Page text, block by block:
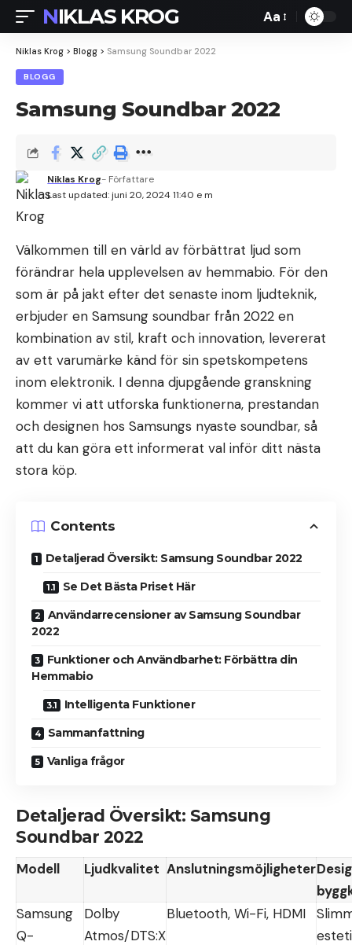
NIKLAS KROG
Font
Aa
Niklas Krog > Blogg > Samsung Soundbar 2022
BLOGG
Samsung Soundbar 2022
Last updated: juni 20, 2024 11:40 e m
Niklas Krog- Författare
Välkommen till en värld av förbättrat ljud som
förändrar hela upplevelsen av hemmabio. För den
som är på jakt efter det senaste inom ljudteknik,
erbjuder en Samsung soundbar från 2022 en
kombination av stil, kraft och innovation, levererat
av ett varumärke känd för sin spetskompetens
inom elektronik. I denna djupgående granskning
kommer vi att utforska funktionerna, prestandan
och designen hos Samsungs nyaste soundbar, så
att du kan göra ett informerat val inför ditt nästa
stora köp.
Contents
Detaljerad Översikt: Samsung Soundbar 2022
Se Det Bästa Priset Här
Användarrecensioner av Samsung Soundbar
2022
Funktioner och Användbarhet: Förbättra din
Hemmabio
Intelligenta Funktioner
Sammanfattning
Vanliga frågor
Detaljerad Översikt: Samsung
Soundbar 2022
Modell Ljudkvalitet Anslutningsmöjligheter
Samsung
Q-
Dolby
Atmos/DTS:X
Bluetooth, Wi-Fi, HDMI